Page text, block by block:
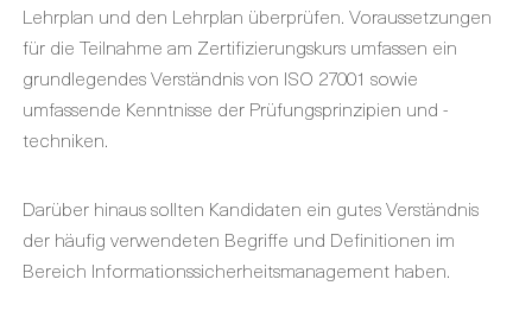
Lehrplan und den Lehrplan überprüfen. Voraussetzungen
für die Teilnahme am Zertifizierungskurs umfassen ein
grundlegendes Verständnis von ISO 27001 sowie
umfassende Kenntnisse der Prüfungsprinzipien und -
techniken.
Darüber hinaus sollten Kandidaten ein gutes Verständnis
der häufig verwendeten Begriffe und Definitionen im
Bereich Informationssicherheitsmanagement haben.